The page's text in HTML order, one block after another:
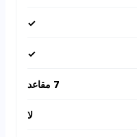
✓
✓
7 مقاعد
لا